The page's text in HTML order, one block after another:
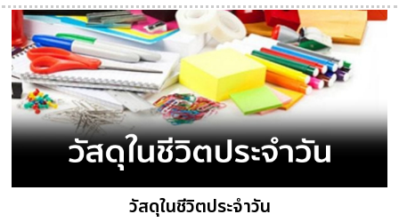
วัสดุในชีวิตประจำวัน